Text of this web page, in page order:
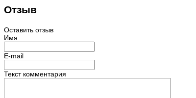
Отзыв
Оставить отзыв
Имя
E-mail
Текст комментария